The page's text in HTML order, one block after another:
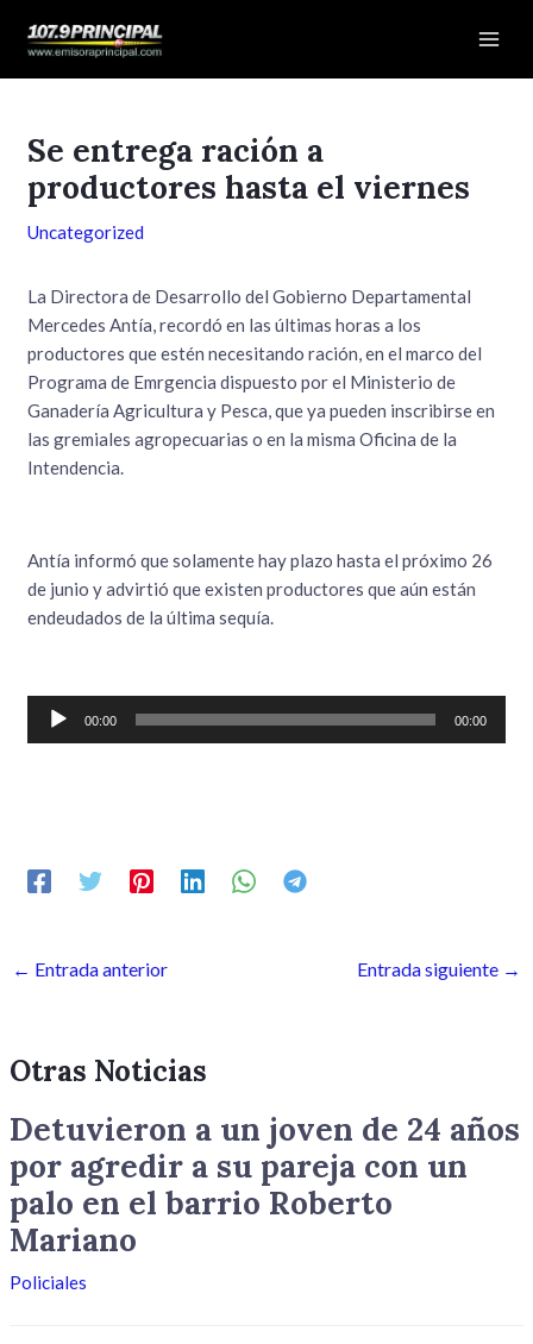
Se entrega ración a
productores hasta el viernes
Uncategorized
La Directora de Desarrollo del Gobierno Departamental
Mercedes Antía, recordó en las últimas horas a los
productores que estén necesitando ración, en el marco del
Programa de Emrgencia dispuesto por el Ministerio de
Ganadería Agricultura y Pesca, que ya pueden inscribirse en
las gremiales agropecuarias o en la misma Oficina de la
Intendencia.
Antía informó que solamente hay plazo hasta el próximo 26
de junio y advirtió que existen productores que aún están
endeudados de la última sequía.
Reproductor
00:00 00:00
de
← Entrada anterior Entrada siguiente →
Otras Noticias
Detuvieron a un joven de 24 años
por agredir a su pareja con un
palo en el barrio Roberto
Mariano
Policiales